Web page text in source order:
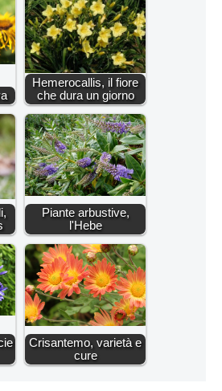
Hemerocallis, il fiore
che dura un giorno
Piante arbustive,
l'Hebe
Crisantemo, varietà e
cure